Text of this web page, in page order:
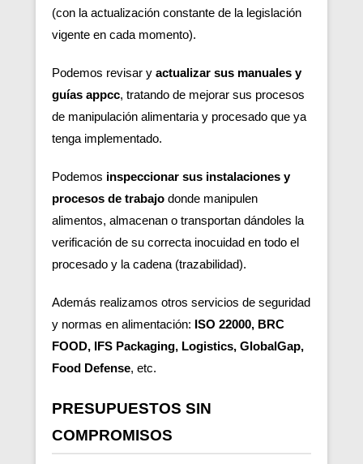
(con la actualización constante de la legislación
vigente en cada momento).
Podemos revisar y actualizar sus manuales y
guías appcc, tratando de mejorar sus procesos
de manipulación alimentaria y procesado que ya
tenga implementado.
Podemos inspeccionar sus instalaciones y
procesos de trabajo donde manipulen
alimentos, almacenan o transportan dándoles la
verificación de su correcta inocuidad en todo el
procesado y la cadena (trazabilidad).
Además realizamos otros servicios de seguridad
y normas en alimentación: ISO 22000, BRC
FOOD, IFS Packaging, Logistics, GlobalGap,
Food Defense, etc.
PRESUPUESTOS SIN
COMPROMISOS